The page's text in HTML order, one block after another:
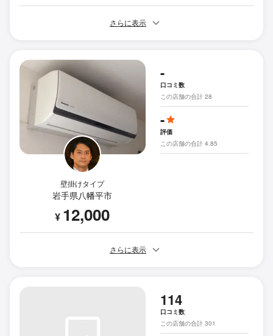
さらに表示
壁掛けタイプ
岩手県八幡平市
¥ 12,000
-
口コミ数
この店舗の合計 28
-
評価
この店舗の合計 4.85
さらに表示
114
口コミ数
この店舗の合計 301